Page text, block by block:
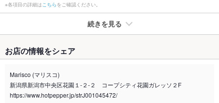
※各項目の詳細は こちらをご確認ください。
続きを見る
禁煙・喫煙
全席禁煙
喫煙専用室 なし
お店の情報をシェア
Marisco (マリスコ)
新潟県新潟市中央区花園１-２-２ コープシティ花園ガレッソ２F
https://www.hotpepper.jp/strJ001045472/